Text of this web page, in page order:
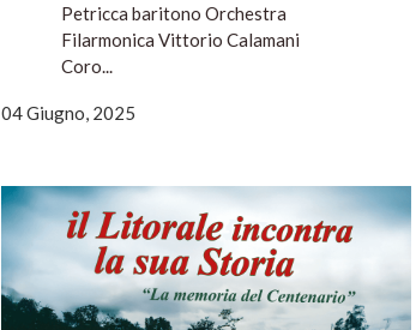
Petricca baritono Orchestra
Filarmonica Vittorio Calamani
Coro...
04 Giugno, 2025